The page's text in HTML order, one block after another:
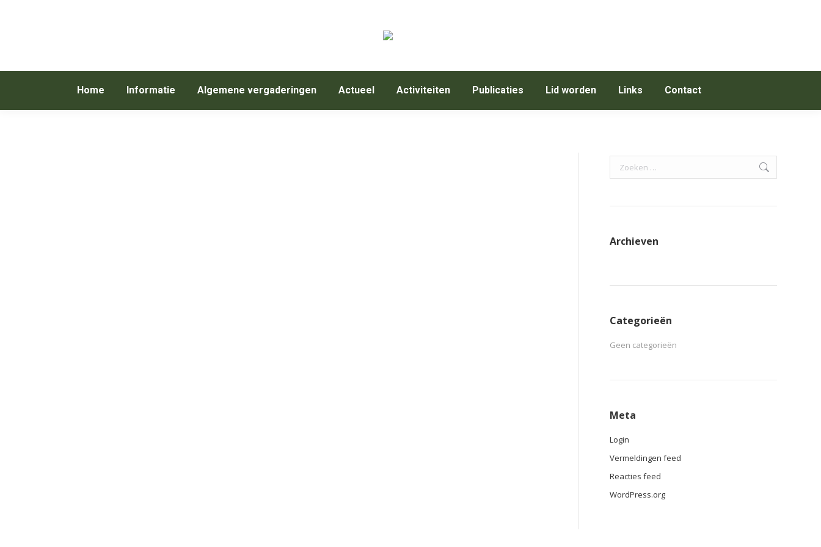
Home Informatie Algemene vergaderingen Actueel Activiteiten Publicaties Lid worden Links Contact
Search:
Archieven
Categorieën
Geen categorieën
Meta
Login
Vermeldingen feed
Reacties feed
WordPress.org